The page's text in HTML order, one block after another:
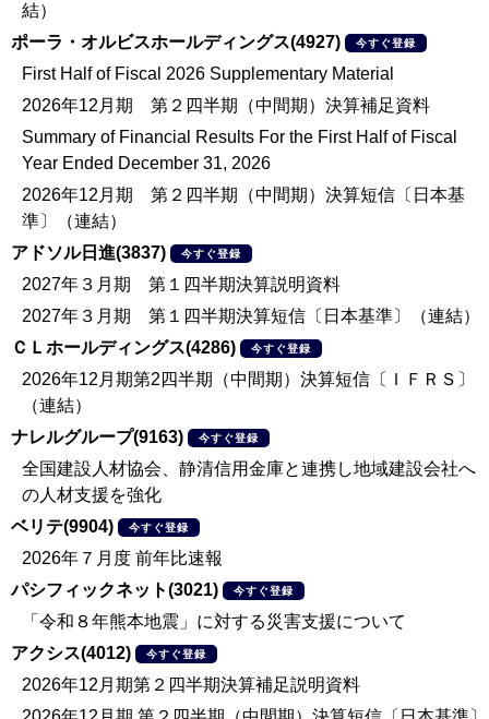
結）
ポーラ・オルビスホールディングス(4927)
今すぐ登録
First Half of Fiscal 2026 Supplementary Material
2026年12月期 第２四半期（中間期）決算補足資料
Summary of Financial Results For the First Half of Fiscal
Year Ended December 31, 2026
2026年12月期 第２四半期（中間期）決算短信〔日本基
準〕（連結）
アドソル日進(3837)
今すぐ登録
2027年３月期 第１四半期決算説明資料
2027年３月期 第１四半期決算短信〔日本基準〕（連結）
ＣＬホールディングス(4286)
今すぐ登録
2026年12月期第2四半期（中間期）決算短信〔ＩＦＲＳ〕
（連結）
ナレルグループ(9163)
今すぐ登録
全国建設人材協会、静清信用金庫と連携し地域建設会社へ
の人材支援を強化
ベリテ(9904)
今すぐ登録
2026年７月度 前年比速報
パシフィックネット(3021)
今すぐ登録
「令和８年熊本地震」に対する災害支援について
アクシス(4012)
今すぐ登録
2026年12月期第２四半期決算補足説明資料